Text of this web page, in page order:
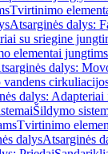
Tvirtinimo
Atsarginės dalys:
su sriegine
elementai jungtims
dalys:
dalys:
Šildymo
Tvirtinimo
dalysAtsarginės